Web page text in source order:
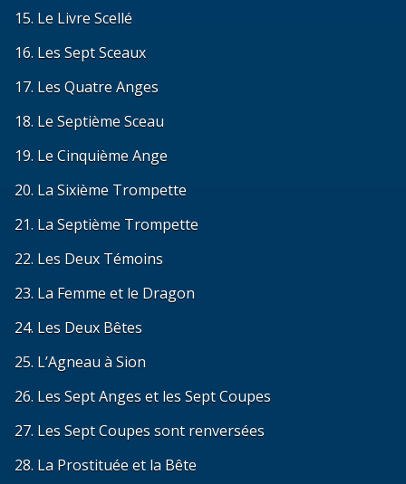
15. Le Livre Scellé
16. Les Sept Sceaux
17. Les Quatre Anges
18. Le Septième Sceau
19. Le Cinquième Ange
20. La Sixième Trompette
21. La Septième Trompette
22. Les Deux Témoins
23. La Femme et le Dragon
24. Les Deux Bêtes
25. L’Agneau à Sion
26. Les Sept Anges et les Sept Coupes
27. Les Sept Coupes sont renversées
28. La Prostituée et la Bête